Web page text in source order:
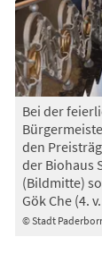
© Stadt
Bei der
den
der Biohaus
(Bildmitte)
Gök Che (4.